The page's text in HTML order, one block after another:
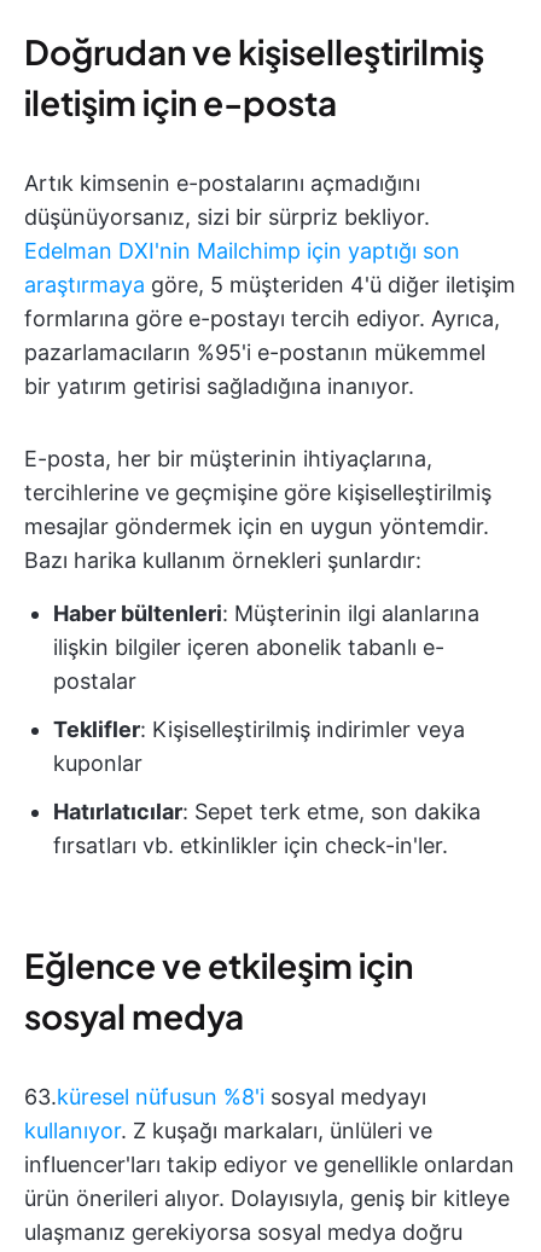
Doğrudan ve kişiselleştirilmiş
iletişim için e-posta
Artık kimsenin e-postalarını açmadığını
düşünüyorsanız, sizi bir sürpriz bekliyor.
Edelman DXI'nin Mailchimp için yaptığı son
araştırmaya göre, 5 müşteriden 4'ü diğer iletişim
formlarına göre e-postayı tercih ediyor. Ayrıca,
pazarlamacıların %95'i e-postanın mükemmel
bir yatırım getirisi sağladığına inanıyor.
E-posta, her bir müşterinin ihtiyaçlarına,
tercihlerine ve geçmişine göre kişiselleştirilmiş
mesajlar göndermek için en uygun yöntemdir.
Bazı harika kullanım örnekleri şunlardır:
Haber bültenleri: Müşterinin ilgi alanlarına
ilişkin bilgiler içeren abonelik tabanlı e-
postalar
Teklifler: Kişiselleştirilmiş indirimler veya
kuponlar
Hatırlatıcılar: Sepet terk etme, son dakika
fırsatları vb. etkinlikler için check-in'ler.
Eğlence ve etkileşim için
sosyal medya
63.küresel nüfusun %8'i sosyal medyayı
kullanıyor. Z kuşağı markaları, ünlüleri ve
influencer'ları takip ediyor ve genellikle onlardan
ürün önerileri alıyor. Dolayısıyla, geniş bir kitleye
ulaşmanız gerekiyorsa sosyal medya doğru